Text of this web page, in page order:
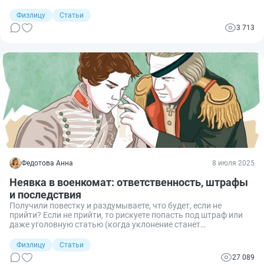
сведения составляют гостайну, какие законы регулируют их
охрану, какая ответственность предусмотрена за утечку и как
избежать ошибок, которые могут привести к серьезным
Физлицу
Статьи
3 713
Федотова Анна 8 июля 2025
Неявка в военкомат: ответственность, штрафы
и последствия
Получили повестку и раздумываете, что будет, если не
прийти? Если не прийти, то рискуете попасть под штраф или
даже уголовную статью (когда уклонение станет
военкомат и как избежать последствий.
Физлицу
Статьи
27 089